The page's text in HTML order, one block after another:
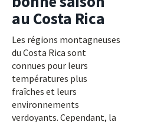
au Costa Rica
Les régions montagneuses
du Costa Rica sont
connues pour leurs
températures plus
fraîches et leurs
environnements
verdoyants. Cependant, la